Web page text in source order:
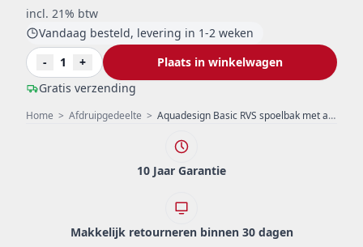
Home > Afdruipgedeelte > Aquadesign Basic RVS spoelbak met adruipgedeelte omkeerbaar 78x48cm opbouw 1208956286
incl. 21% btw
Gratis verzending
Vandaag besteld, levering in 1-2 weken
-
1 + Plaats in winkelwagen
10 Jaar Garantie
Makkelijk retourneren binnen 30 dagen